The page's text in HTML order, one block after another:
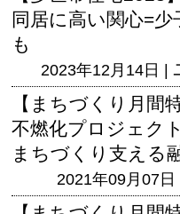
同居に高い関心=
も
2023年12月14日 |
【まちづくり月間
不燃化プロジェク
まちづくり支える
2021年09月07日